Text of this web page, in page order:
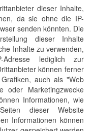
dieser Inhalte,
da sie ohne die IP-
senden könnten. Die
dieser Inhalte
Inhalte zu verwenden,
lediglich zur
können ferner
auch als "Web
oder Marketingzwecke
Informationen, wie
dieser Website
Informationen können